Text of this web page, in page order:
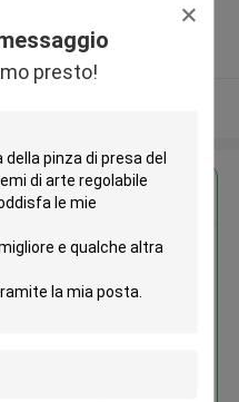
presto!
prezzo per
della pinza
cavetto registrabile